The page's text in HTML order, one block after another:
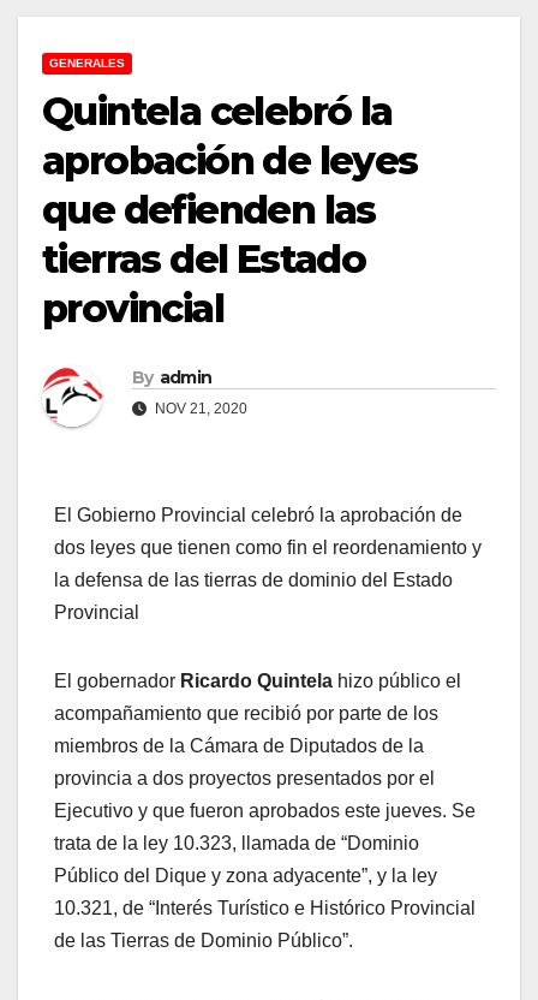
GENERALES
Quintela celebró la
aprobación de leyes
que defienden las
tierras del Estado
provincial
By admin
NOV 21, 2020
El Gobierno Provincial celebró la aprobación de
dos leyes que tienen como fin el reordenamiento y
la defensa de las tierras de dominio del Estado
Provincial
El gobernador Ricardo Quintela hizo público el
acompañamiento que recibió por parte de los
miembros de la Cámara de Diputados de la
provincia a dos proyectos presentados por el
Ejecutivo y que fueron aprobados este jueves. Se
trata de la ley 10.323, llamada de “Dominio
Público del Dique y zona adyacente”, y la ley
10.321, de “Interés Turístico e Histórico Provincial
de las Tierras de Dominio Público”.